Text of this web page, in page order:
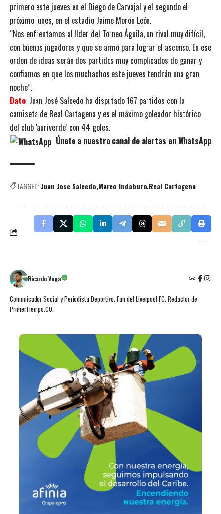
primero este jueves en el Diego de Carvajal y el segundo el
próximo lunes, en el estadio Jaime Morón León.
“Nos enfrentamos al líder del Torneo Águila, un rival muy difícil,
con buenos jugadores y que se armó para lograr el ascenso. En ese
orden de ideas serán dos partidos muy complicados de ganar y
confiamos en que los muchachos este jueves tendrán una gran
noche”.
Dato: Juan José Salcedo ha disputado 167 partidos con la
camiseta de Real Cartagena y es el máximo goleador histórico
del club ‘auriverde’ con 44 goles.
Únete a nuestro canal de alertas en WhatsApp
TAGGED:Juan Jose Salcedo Marco Indaburo Real Cartagena
Ricardo Vega
Comunicador Social y Periodista Deportivo. Fan del Liverpool FC. Redactor de
PrimerTiempo.CO.